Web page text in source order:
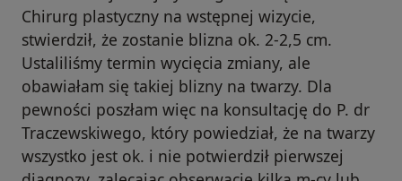
Chirurg plastyczny na wstępnej wizycie,
stwierdził, że zostanie blizna ok. 2-2,5 cm.
Ustaliliśmy termin wycięcia zmiany, ale
obawiałam się takiej blizny na twarzy. Dla
pewności poszłam więc na konsultację do P. dr
Traczewskiwego, który powiedział, że na twarzy
wszystko jest ok. i nie potwierdził pierwszej